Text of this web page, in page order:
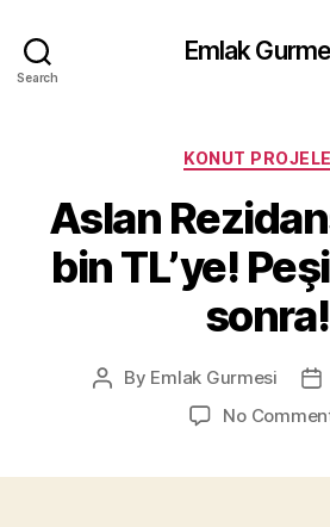
Search
Emlak
KONUT
Aslan
bin TL’ye!
sonra!
Post
By Emlak Gurmesi
No